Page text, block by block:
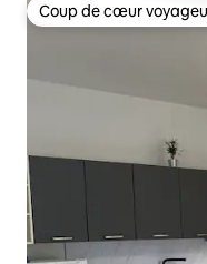
Coup de cœur
Coup de cœur